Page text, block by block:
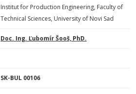
Institut for Production Engineering, Faculty of
Technical Sciences, University of Novi Sad
Doc. Ing. Ľubomír Šooš, PhD.
SK-BUL 00106